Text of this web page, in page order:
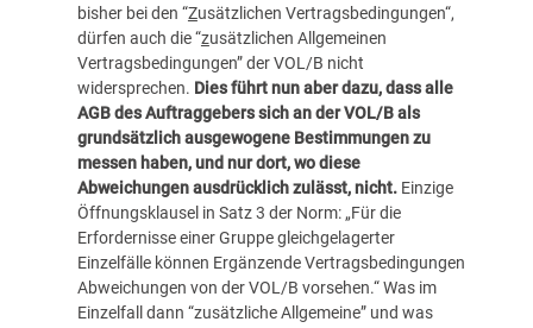
bisher bei den “Zusätzlichen Vertragsbedingungen“,
dürfen auch die “zusätzlichen Allgemeinen
Vertragsbedingungen” der VOL/B nicht
widersprechen. Dies führt nun aber dazu, dass alle
AGB des Auftraggebers sich an der VOL/B als
grundsätzlich ausgewogene Bestimmungen zu
messen haben, und nur dort, wo diese
Abweichungen ausdrücklich zulässt, nicht. Einzige
Öffnungsklausel in Satz 3 der Norm: „Für die
Erfordernisse einer Gruppe gleichgelagerter
Einzelfälle können Ergänzende Vertragsbedingungen
Abweichungen von der VOL/B vorsehen.“ Was im
Einzelfall dann “zusätzliche Allgemeine” und was